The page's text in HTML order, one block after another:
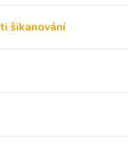
šikanování